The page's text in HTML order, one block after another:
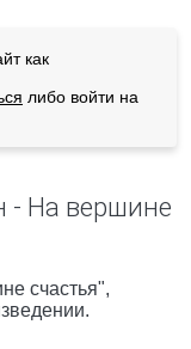
как
либо войти на
- На вершине
счастья",